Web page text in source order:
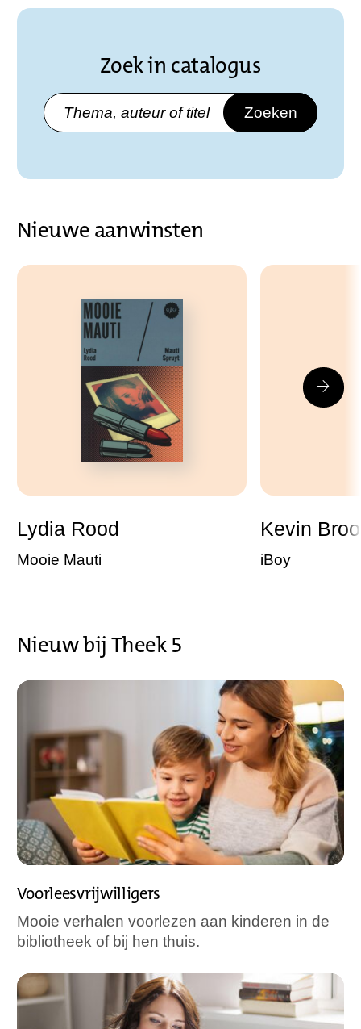
Zoek in catalogus
Zoeken
Nieuwe aanwinsten
Lydia Rood
Mooie Mauti
Kevin
iBoy
Nieuw bij Theek 5
Voorleesvrijwilligers
Mooie verhalen voorlezen aan kinderen in de
bibliotheek of bij hen thuis.